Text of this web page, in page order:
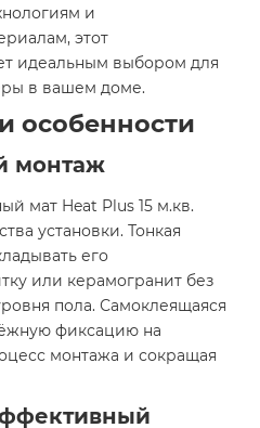
и
этот
идеальным выбором для
в вашем доме.​
особенности
монтаж
мат Heat Plus 15 м.кв.
установки. Тонкая
его
или керамогранит без
пола. Самоклеящаяся
фиксацию на
монтажа и сокращая